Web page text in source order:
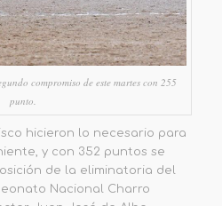
compromiso de este martes con 255
punto.
hicieron lo necesario para
y con 352 puntos se
de la eliminatoria del
Nacional Charro